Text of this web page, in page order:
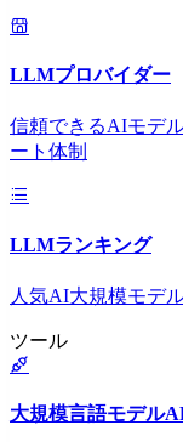
LLMプロバイダー
信頼できるAIモデ
ート体制
LLMランキング
人気AI大規模モデ
ツール
大規模言語モデル